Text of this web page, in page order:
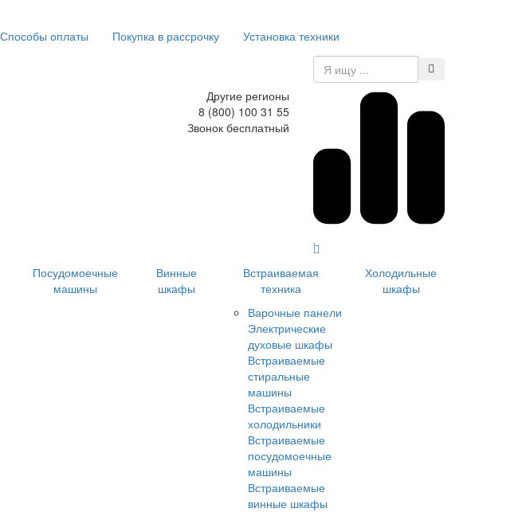
Способы оплаты Покупка в рассрочку
Установка техники
Другие регионы
8 (800) 100 31 55
Звонок бесплатный
Посудомоечные
машины
Винные
шкафы
Встраиваемая
техника
Варочные панели
Электрические
духовые шкафы
Встраиваемые
стиральные
машины
Встраиваемые
холодильники
Встраиваемые
посудомоечные
машины
Встраиваемые
винные шкафы
Холодильные
шкафы